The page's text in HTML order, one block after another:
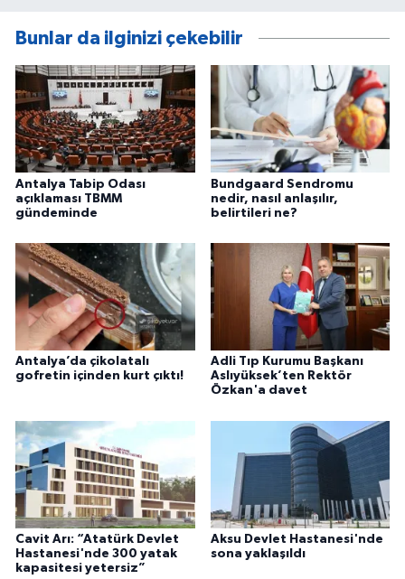
Bunlar da ilginizi çekebilir
Antalya Tabip Odası
açıklaması TBMM
gündeminde
Bundgaard Sendromu
nedir, nasıl anlaşılır,
belirtileri ne?
Antalya’da çikolatalı
gofretin içinden kurt çıktı!
Adli Tıp Kurumu Başkanı
Aslıyüksek’ten Rektör
Özkan'a davet
Cavit Arı: “Atatürk Devlet
Hastanesi'nde 300 yatak
kapasitesi yetersiz”
Aksu Devlet Hastanesi'nde
sona yaklaşıldı